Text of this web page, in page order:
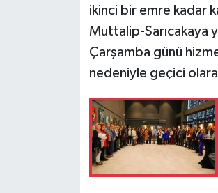
ikinci bir emre kadar
Muttalip-Sarıcakaya
Çarşamba günü
nedeniyle geçici